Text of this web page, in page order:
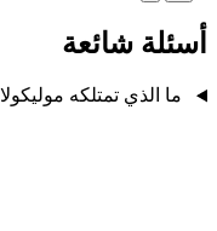
أسئلة شائعة
ما الذي تمتلكه